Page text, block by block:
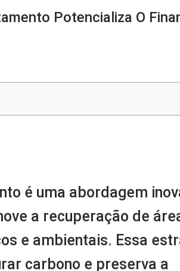
Potencializa O
é uma abordagem
a recuperação de
e ambientais. Essa
carbono e preserva a